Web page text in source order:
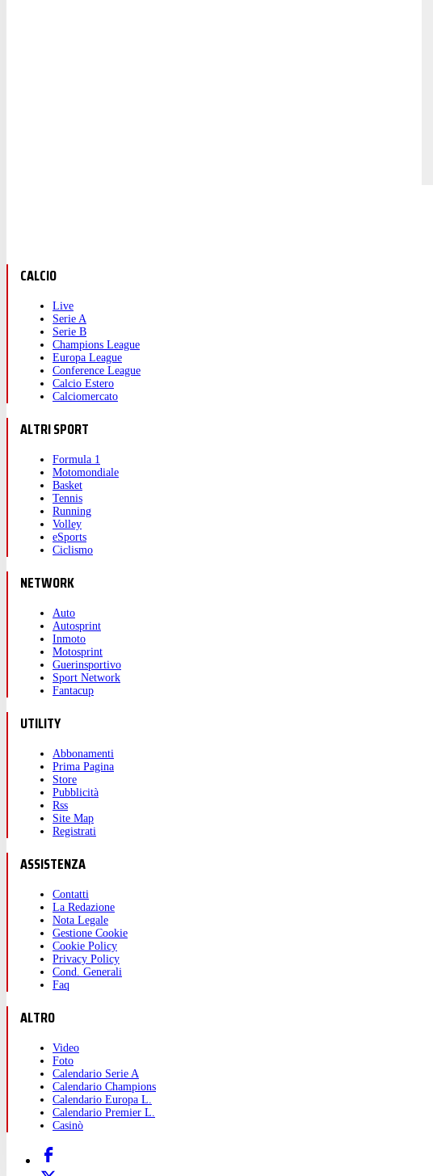
CALCIO
Live
Serie A
Serie B
Champions League
Europa League
Conference League
Calcio Estero
Calciomercato
ALTRI SPORT
Formula 1
Motomondiale
Basket
Tennis
Running
Volley
eSports
Ciclismo
NETWORK
Auto
Autosprint
Inmoto
Motosprint
Guerinsportivo
Sport Network
Fantacup
UTILITY
Abbonamenti
Prima Pagina
Store
Pubblicità
Rss
Site Map
Registrati
ASSISTENZA
Contatti
La Redazione
Nota Legale
Gestione Cookie
Cookie Policy
Privacy Policy
Cond. Generali
Faq
ALTRO
Video
Foto
Calendario Serie A
Calendario Champions
Calendario Europa L.
Calendario Premier L.
Casinò